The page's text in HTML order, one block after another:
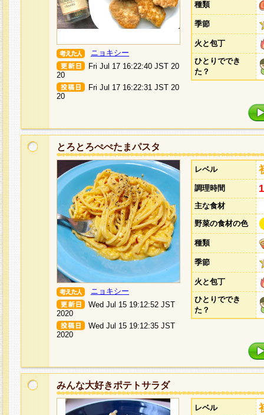
ニョキシー
Fri Jul 17 16:22:40 JST 20
20
Fri Jul 17 16:22:31 JST 20
20
種類
季節
火と包丁
ひとりででき
た？
とろとろぺぺたまパスタ
ニョキシー
Wed Jul 15 19:12:52 JST
2020
Wed Jul 15 19:12:35 JST
2020
レベル
調理時間
主な食材
野菜の食材の色
種類
季節
火と包丁
ひとりででき
た？
みんな大好きポテトサラダ
レベル